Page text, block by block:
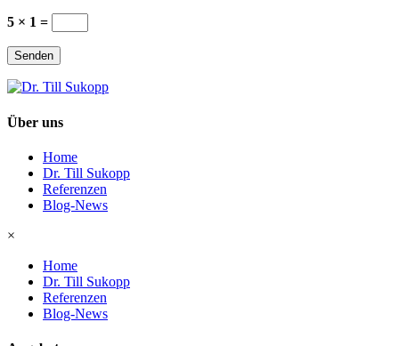
5 × 1 =
Senden
Über uns
Home
Dr. Till Sukopp
Referenzen
Blog-News
×
Home
Dr. Till Sukopp
Referenzen
Blog-News